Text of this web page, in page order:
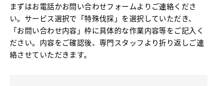
まずはお電話かお問い合わせフォームよりご連絡くださ
い。サービス選択で「特殊伐採」を選択していただき、
「お問い合わせ内容」枠に具体的な作業内容等をご記入く
ださい。内容をご確認後、専門スタッフより折り返しご連
絡させていただきます。